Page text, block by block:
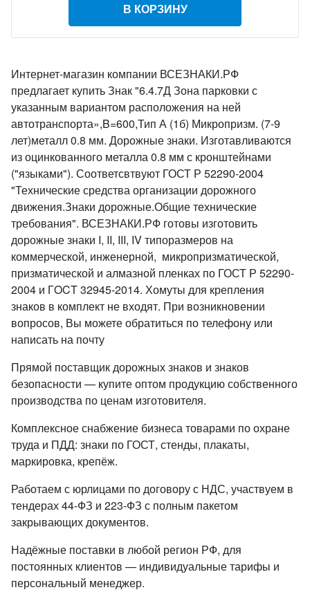
В КОРЗИНУ
Интернет-магазин компании ВСЕЗНАКИ.РФ
предлагает купить Знак "6.4.7Д Зона парковки с
указанным вариантом расположения на ней
автотранспорта»,B=600,Тип А (1б) Микропризм. (7-9
лет)металл 0.8 мм. Дорожные знаки. Изготавливаются
из оцинкованного металла 0.8 мм с кронштейнами
("языками"). Соответсвтвуют ГОСТ Р 52290-2004
"Технические средства организации дорожного
движения.Знаки дорожные.Общие технические
требования". ВСЕЗНАКИ.РФ готовы изготовить
дорожные знаки I, II, III, IV типоразмеров на
коммерческой, инженерной, микропризматической,
призматической и алмазной пленках по ГОСТ Р 52290-
2004 и ГOCT 32945-2014. Хомуты для крепления
знаков в комплект не входят. При возникновении
вопросов, Вы можете обратиться по телефону или
написать на почту
Прямой поставщик дорожных знаков и знаков
безопасности — купите оптом продукцию собственного
производства по ценам изготовителя.
Комплексное снабжение бизнеса товарами по охране
труда и ПДД: знаки по ГОСТ, стенды, плакаты,
маркировка, крепёж.
Работаем с юрлицами по договору с НДС, участвуем в
тендерах 44-ФЗ и 223-ФЗ с полным пакетом
закрывающих документов.
Надёжные поставки в любой регион РФ, для
постоянных клиентов — индивидуальные тарифы и
персональный менеджер.